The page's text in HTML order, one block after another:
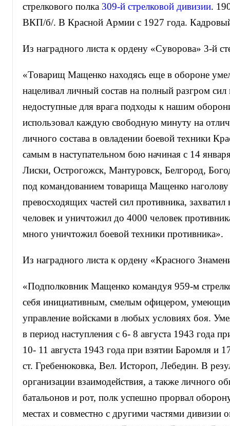
стрелкового полка 309-й стрелковой дивизии.
ВКП/б/. В Красной Армии с 1927 года.
Из наградного листа к ордену «Суворова» 3-й
«Товарищ Мащенко находясь еще в обороне
нацеливал личный состав на полный разгром
недоступные для врага подходы к нашим
использовал каждую свободную минуту на
личного состава в овладении боевой техники
самым в наступательном бою начиная с 14
Лиски, Острогожск, Мантуровск, Белгород,
под командованием товарища Мащенко наголову
превосходящих частей сил противника,
человек и уничтожил до 4000 человек
много уничтожил боевой техники противника».
Из наградного листа к ордену «Красного
«Подполковник Мащенко командуя 959-м
себя инициативным, смелым офицером,
управление войсками в любых условиях боя.
в период наступления с 6- 8 августа 1943 года
10- 11 августа 1943 года при взятии Баромля и
ст. Гребенюковка, Вел. Истороп, Лебедин. В
организации взаимодействия, а также личного
батальонов и рот, полк успешно прорвал
местах и совместно с другими частями дивизии